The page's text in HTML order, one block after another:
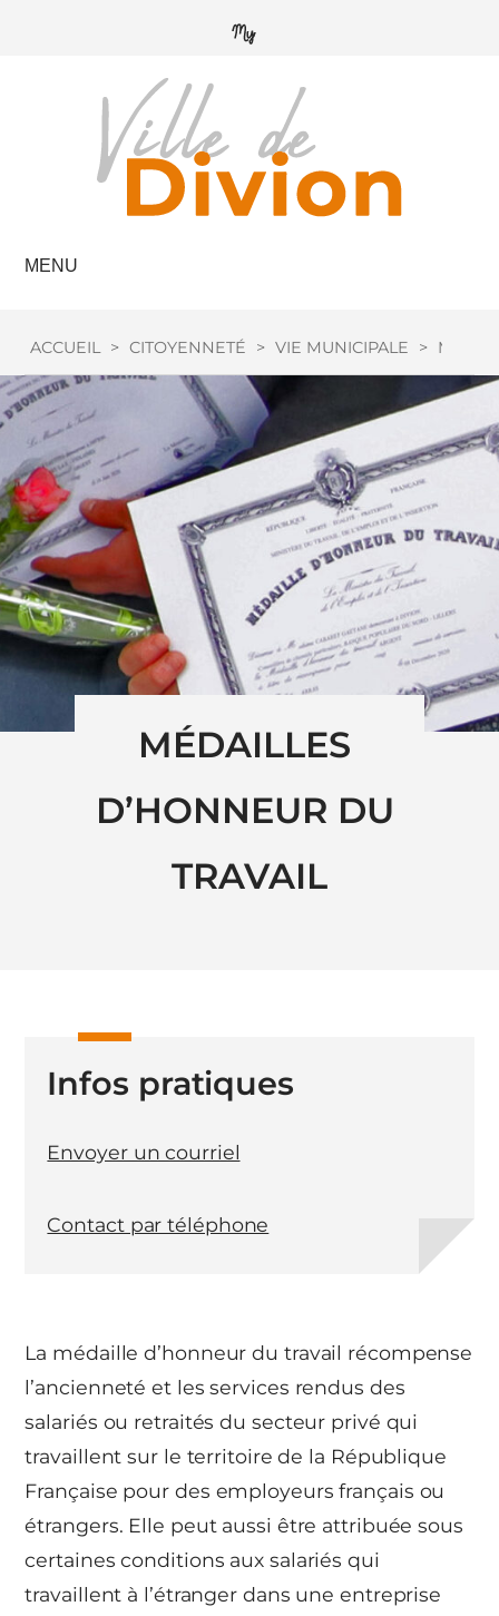
MENU
ACCUEIL > CITOYENNETÉ > VIE MUNICIPALE >
MÉDAILLES
D’HONNEUR DU
TRAVAIL
La médaille d’honneur du travail récompense
l’ancienneté et les services rendus des
salariés ou retraités du secteur privé qui
travaillent sur le territoire de la République
Française pour des employeurs français ou
étrangers. Elle peut aussi être attribuée sous
certaines conditions aux salariés qui
travaillent à l’étranger dans une entreprise
Infos pratiques
Envoyer un courriel
Contact par téléphone